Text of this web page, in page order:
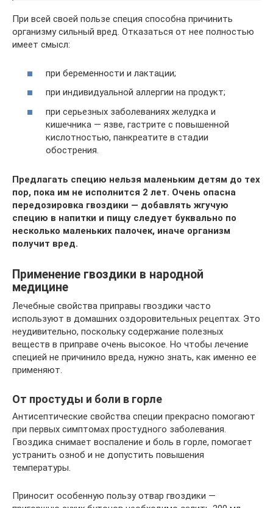
При всей своей пользе специя способна причинить
организму сильный вред. Отказаться от нее полностью
имеет смысл:
при беременности и лактации;
при индивидуальной аллергии на продукт;
при серьезных заболеваниях желудка и
кишечника — язве, гастрите с повышенной
кислотностью, панкреатите в стадии
обострения.
Предлагать специю нельзя маленьким детям до тех
пор, пока им не исполнится 2 лет. Очень опасна
передозировка гвоздики — добавлять жгучую
специю в напитки и пищу следует буквально по
несколько маленьких палочек, иначе организм
получит вред.
Применение гвоздики в народной
медицине
Лечебные свойства приправы гвоздики часто
используют в домашних оздоровительных рецептах. Это
неудивительно, поскольку содержание полезных
веществ в приправе очень высокое. Но чтобы лечение
специей не причинило вреда, нужно знать, как именно ее
применяют.
От простуды и боли в горле
Антисептические свойства специи прекрасно помогают
при первых симптомах простудного заболевания.
Гвоздика снимает воспаление и боль в горле, помогает
устранить озноб и не допустить повышения
температуры.
Приносит особенную пользу отвар гвоздики —